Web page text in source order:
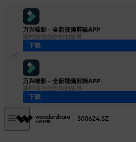
万兴喵影 - 全新视频剪辑APP
随时随地创作你的故事
下载
万兴喵影 - 全新视频剪辑APP
随时随地创作你的故事
下载